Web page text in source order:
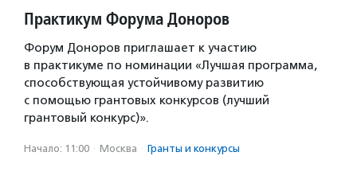
Практикум Форума Доноров
Форум Доноров приглашает к участию
в практикуме по номинации «Лучшая программа,
способствующая устойчивому развитию
с помощью грантовых конкурсов (лучший
грантовый конкурс)».
Начало: 11:00 · Москва · Гранты и конкурсы